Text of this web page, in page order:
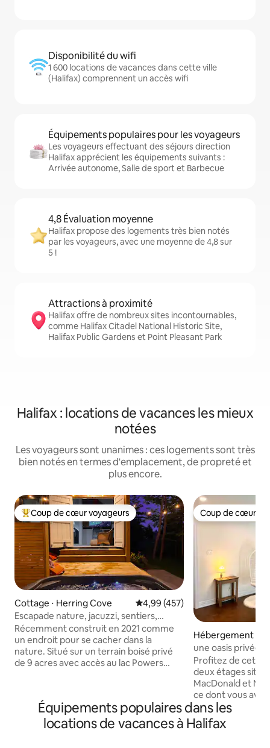
Disponibilité du wifi
1 600 locations de vacances dans cette ville
(Halifax) comprennent un accès wifi
Équipements populaires pour les voyageurs
Les voyageurs effectuant des séjours direction
Halifax apprécient les équipements suivants :
Arrivée autonome, Salle de sport et Barbecue
4,8 Évaluation moyenne
Halifax propose des logements très bien notés
par les voyageurs, avec une moyenne de 4,8 sur
5 !
Attractions à proximité
Halifax offre de nombreux sites incontournables,
comme Halifax Citadel National Historic Site,
Halifax Public Gardens et Point Pleasant Park
Halifax : locations de vacances les mieux
notées
Les voyageurs sont unanimes : ces logements sont très
bien notés en termes d'emplacement, de propreté et
plus encore.
Coups de cœur voyageurs les plus appréciés
Coup de cœur voyageurs
Cottage ⋅ Herring Cove Évaluation moyenne sur la
4,99 (457)
Escapade nature, jacuzzi, sentiers,
brasero, kayaks
Récemment construit en 2021 comme
un endroit pour se cacher dans la
nature. Situé sur un terrain boisé privé
de 9 acres avec accès au lac Powers
pédestres sur la propriété pour que vous
puissiez explorer la nature ! Les
caractéristiques contemporaines et
rustiques du chalet mettent en valeur la
Coup de cœur
Coup de cœur
Hébergement ⋅
une oasis privée
Profitez de cette
deux étages
MacDonald et
ce dont vous
séjour relaxant, y
confortable, une
télévision avec
Équipements populaires dans les
locations de vacances à Halifax